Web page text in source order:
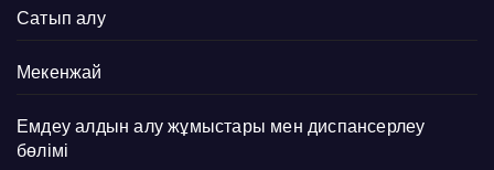
Сатып алу
Мекенжай
Емдеу алдын алу жұмыстары мен диспансерлеу
бөлімі